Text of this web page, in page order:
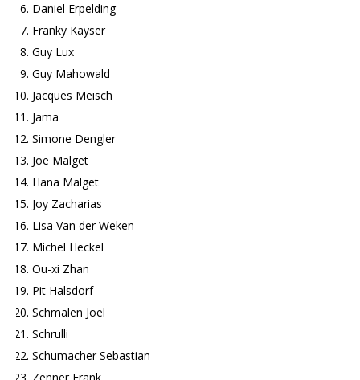
Daniel Erpelding
Franky Kayser
Guy Lux
Guy Mahowald
Jacques Meisch
Jama
Simone Dengler
Joe Malget
Hana Malget
Joy Zacharias
Lisa Van der Weken
Michel Heckel
Ou-xi Zhan
Pit Halsdorf
Schmalen Joel
Schrulli
Schumacher Sebastian